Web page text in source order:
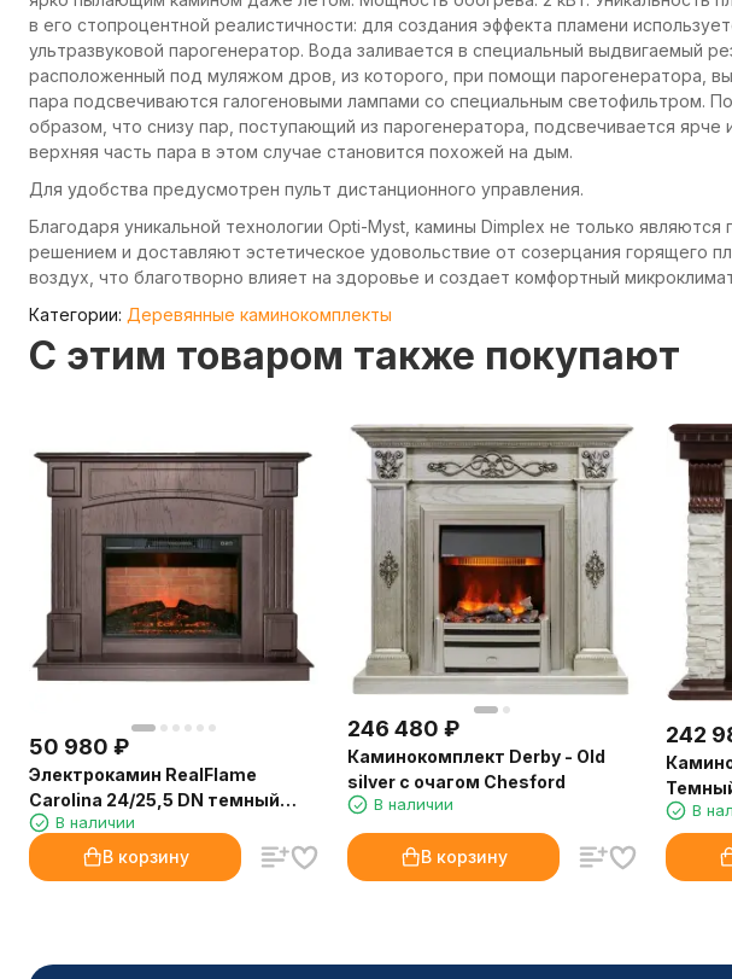
в его стопроцентной реалистичности: для создания эффекта пламени
ультразвуковой парогенератор. Вода заливается в специальный выдвигаемый
расположенный под муляжом дров, из которого, при помощи парогенератора,
пара подсвечиваются галогеновыми лампами со специальным светофильтром.
образом, что снизу пар, поступающий из парогенератора, подсвечивается ярче
верхняя часть пара в этом случае становится похожей на дым.
Для удобства предусмотрен пульт дистанционного управления.
Благодаря уникальной технологии Opti-Myst, камины Dimplex не только
решением и доставляют эстетическое удовольствие от созерцания горящего
воздух, что благотворно влияет на здоровье и создает комфортный
Категории: Деревянные каминокомплекты
C этим товаром также покупают
50 980 ₽
Электрокамин RealFlame
Carolina 24/25,5 DN темный
орех с очагом Irvine 24
В наличии
В корзину
246 480 ₽
Каминокомплект Derby - Old
silver с очагом Chesford
В наличии
В корзину
242
очагом
В